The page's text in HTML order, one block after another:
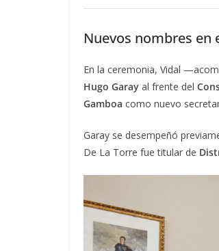
Nuevos nombres en
En la ceremonia, Vidal
Hugo Garay al frente del
Gamboa como nuevo
Garay se desempeñó
De La Torre fue titular de